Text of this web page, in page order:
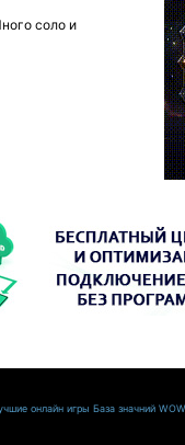
соло и
онлайн игры База значний WOW